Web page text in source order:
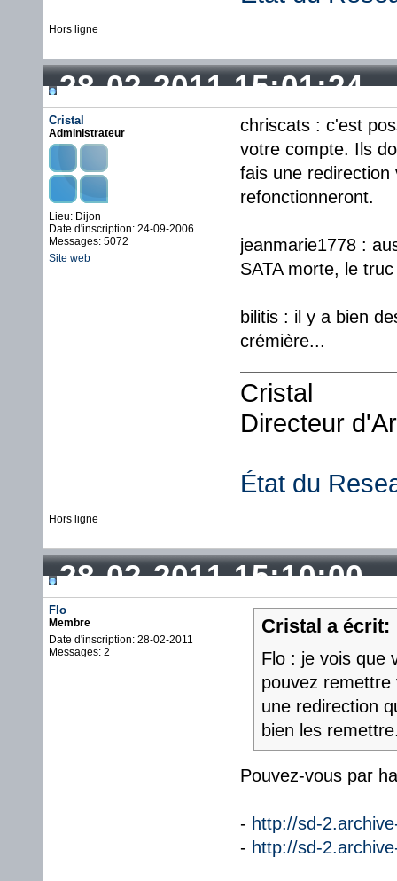
Hors ligne
28-02-2011 15:01:24
Cristal
Administrateur
Lieu: Dijon
Date d'inscription: 24-09-2006
Messages: 5072
Site web
chriscats : c'est
votre compte. Ils
fais une
refonctionneront.
jeanmarie1778 :
SATA morte, le
bilitis : il y a bien
crémière...
Cristal
Directeur
État du
Hors ligne
28-02-2011 15:10:00
Flo
Membre
Date d'inscription: 28-02-2011
Messages: 2
Cristal a écrit:
Flo : je vois que
pouvez
une redirection
bien les
Pouvez-vous par
- http://sd-
- http://sd-